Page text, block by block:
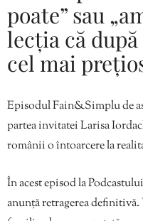
poate” sau
lecția că
cel mai
Episodul Fain&Simplu de
partea invitatei Larisa
românii o întoarcere la
În acest episod la
anunță retragerea